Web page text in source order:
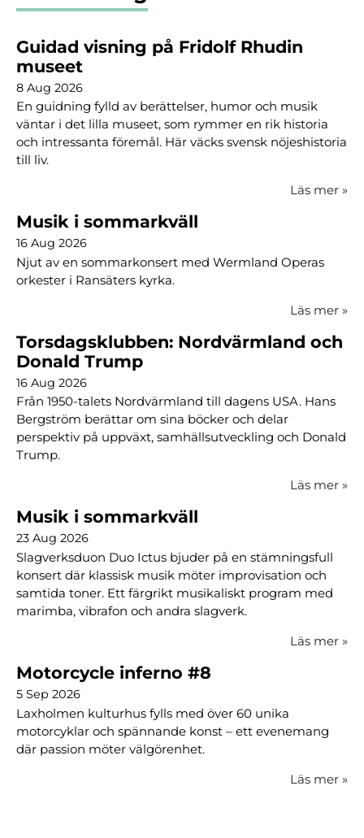
Guidad visning på Fridolf Rhudin
museet
8 Aug 2026
En guidning fylld av berättelser, humor och musik
väntar i det lilla museet, som rymmer en rik historia
och intressanta föremål. Här väcks svensk nöjeshistoria
till liv.
Läs mer »
Musik i sommarkväll
16 Aug 2026
Njut av en sommarkonsert med Wermland Operas
orkester i Ransäters kyrka.
Läs mer »
Torsdagsklubben: Nordvärmland och
Donald Trump
16 Aug 2026
Från 1950-talets Nordvärmland till dagens USA. Hans
Bergström berättar om sina böcker och delar
perspektiv på uppväxt, samhällsutveckling och Donald
Trump.
Läs mer »
Musik i sommarkväll
23 Aug 2026
Slagverksduon Duo Ictus bjuder på en stämningsfull
konsert där klassisk musik möter improvisation och
samtida toner. Ett färgrikt musikaliskt program med
marimba, vibrafon och andra slagverk.
Läs mer »
Motorcycle inferno #8
5 Sep 2026
Laxholmen kulturhus fylls med över 60 unika
motorcyklar och spännande konst – ett evenemang
där passion möter välgörenhet.
Läs mer »